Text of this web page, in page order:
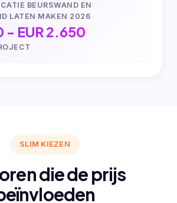
BEURSWAND EN
LATEN MAKEN 2026
- EUR 2.650
SLIM KIEZEN
die de prijs